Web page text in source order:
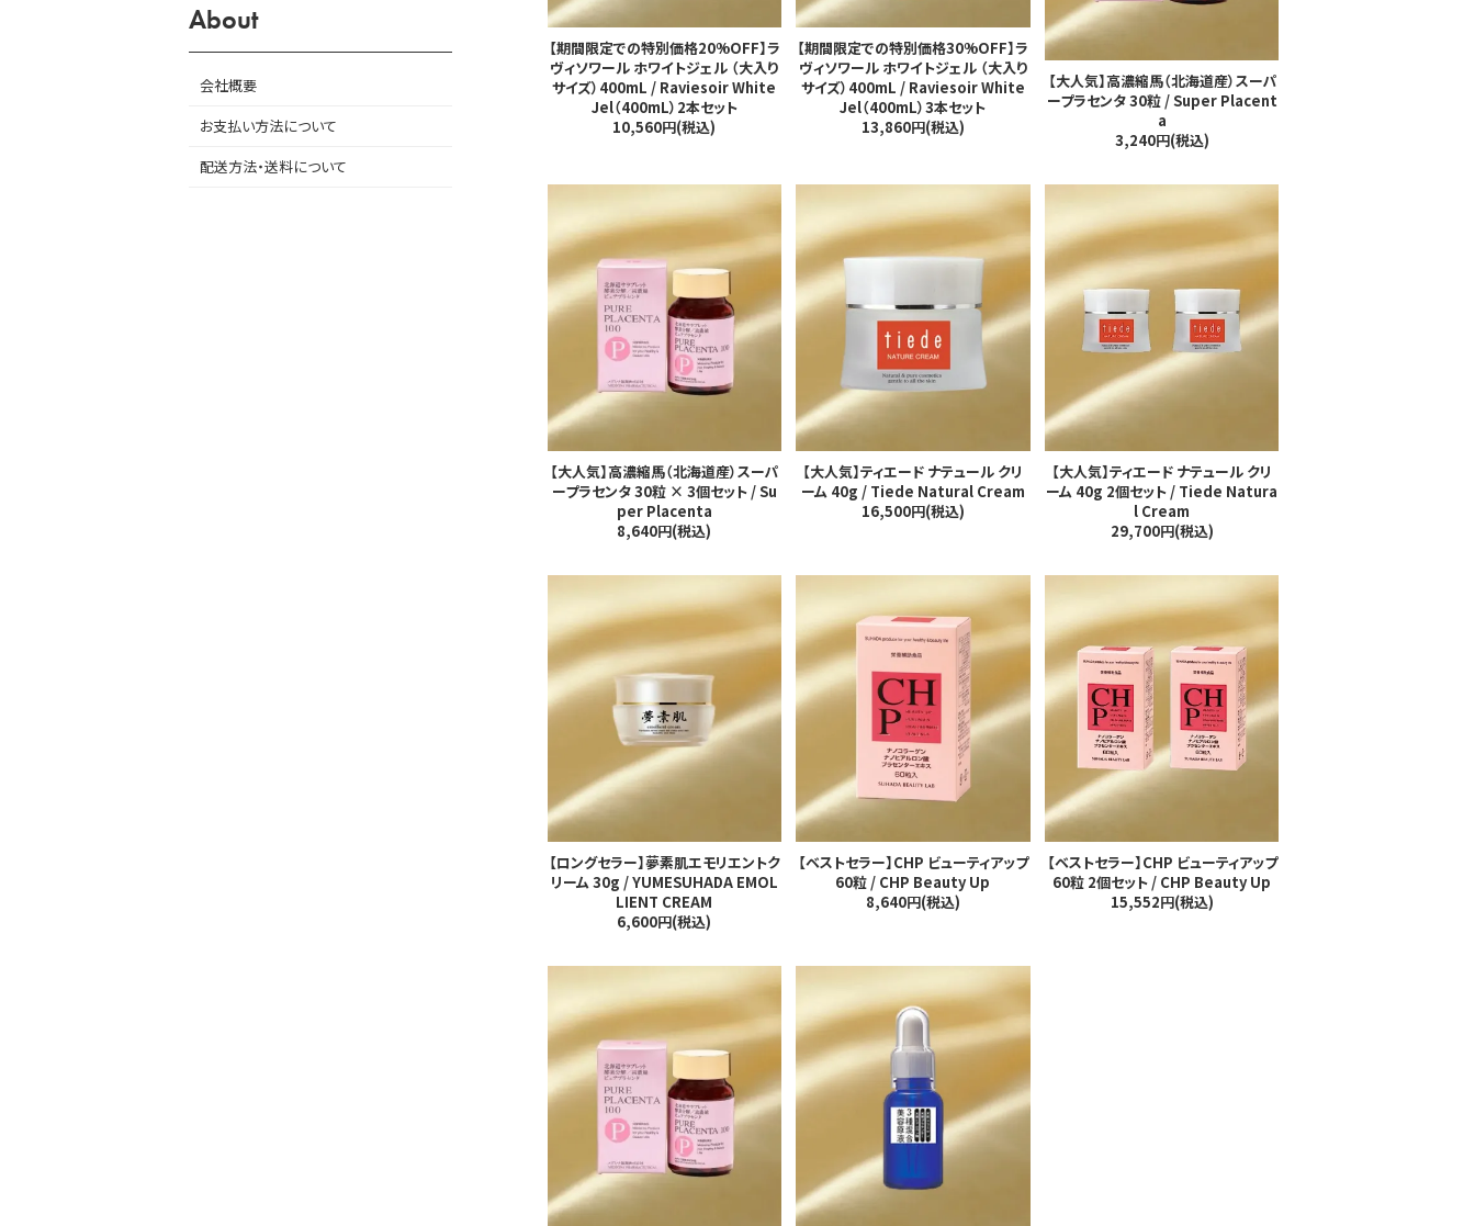
ホーム
商品一覧
支払・配送について
お問い合わせ
カートを見る
会員登録
ログイン
【期間限定での特別価格20%OFF】ラ
ヴィソワール ホワイトジェル （大入り
サイズ）400mL / Raviesoir White
Jel（400mL）2本セット
10,560円(税込)
【期間限定での特別価格30%OFF】ラ
ヴィソワール ホワイトジェル （大入り
サイズ）400mL / Raviesoir White
Jel（400mL）3本セット
13,860円(税込)
【大人気】高濃縮馬（北海道産）スーパ
ープラセンタ 30粒 / Super Placent
a
3,240円(税込)
【大人気】高濃縮馬（北海道産）スーパ
ープラセンタ 30粒 × 3個セット / Su
per Placenta
8,640円(税込)
【大人気】ティエード ナテュール クリ
ーム 40g / Tiede Natural Cream
16,500円(税込)
【大人気】ティエード ナテュール クリ
ーム 40g 2個セット / Tiede Natura
l Cream
29,700円(税込)
【ロングセラー】夢素肌エモリエントク
リーム 30g / YUMESUHADA EMOL
LIENT CREAM
6,600円(税込)
【ベストセラー】CHP ビューティアップ
60粒 / CHP Beauty Up
8,640円(税込)
【ベストセラー】CHP ビューティアップ
60粒 2個セット / CHP Beauty Up
15,552円(税込)
About
会社概要
お支払い方法について
配送方法・送料について